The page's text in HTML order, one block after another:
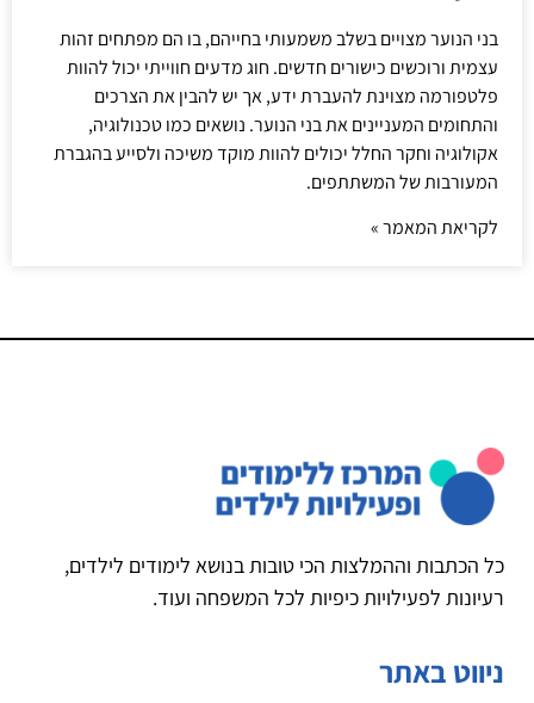
בני הנוער מצויים בשלב משמעותי בחייהם, בו הם מפתחים זהות
עצמית ורוכשים כישורים חדשים. חוג מדעים חווייתי יכול להוות
פלטפורמה מצוינת להעברת ידע, אך יש להבין את הצרכים
והתחומים המעניינים את בני הנוער. נושאים כמו טכנולוגיה,
אקולוגיה וחקר החלל יכולים להוות מוקד משיכה ולסייע בהגברת
המעורבות של המשתתפים.
לקריאת המאמר »
כל הכתבות וההמלצות הכי טובות בנושא לימודים לילדים,
רעיונות לפעילויות כיפיות לכל המשפחה ועוד.
ניווט באתר